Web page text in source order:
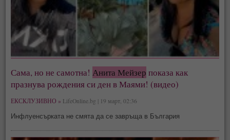
Сама, но не самотна!Анита Мейзер показа как
празнува рождения си ден в Маями! (видео)
ЕКСКЛУЗИВНО » LifeOnline.bg | 19 март, 02:36
Инфлуенсърката не смята да се завръща в България